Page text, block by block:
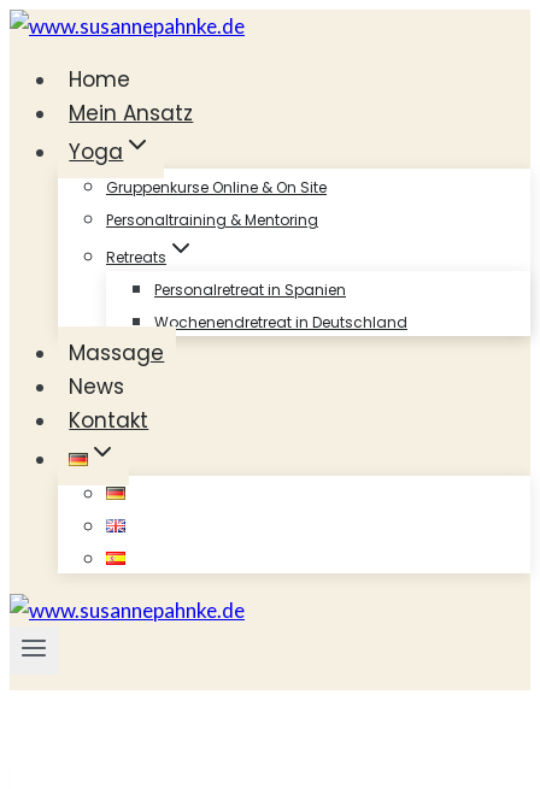
Zum
springenHome
Mein Ansatz
Yoga
Gruppenkurse Online & On Site
Personaltraining & Mentoring
Retreats
Personalretreat in Spanien
Wochenendretreat in Deutschland
Massage
News
Kontakt